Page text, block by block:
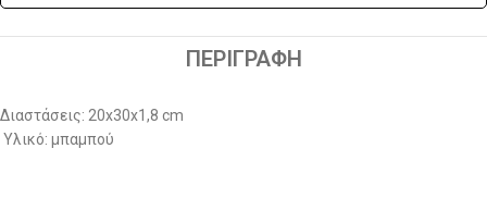
ΠΕΡΙΓΡΑΦΉ
Διαστάσεις: 20x30x1,8 cm
Υλικό: μπαμπού